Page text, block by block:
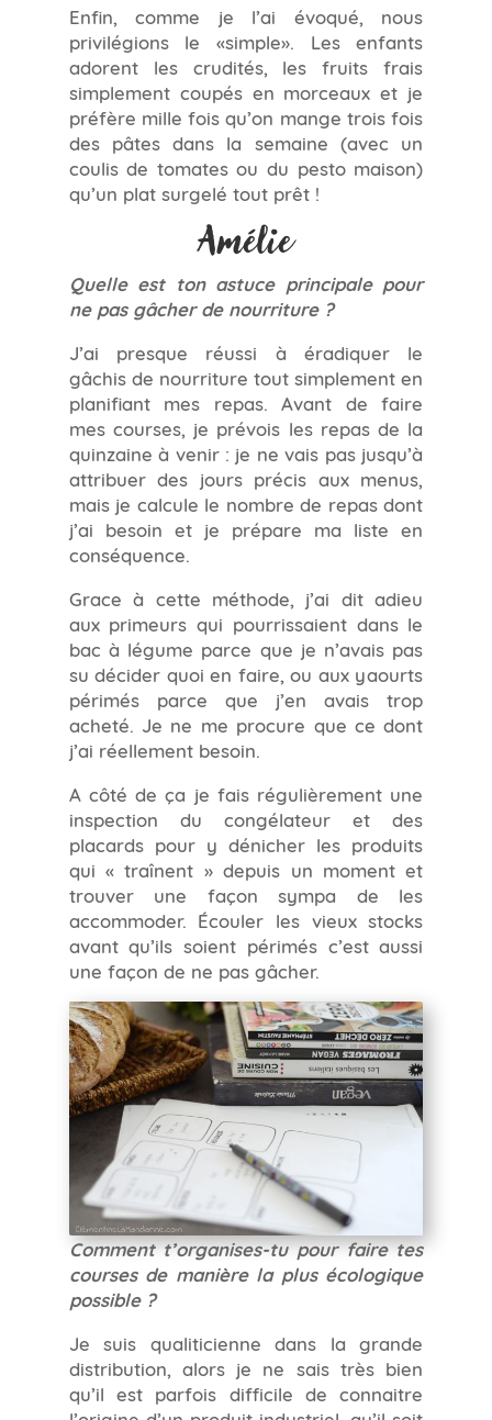
Enfin, comme je l’ai évoqué, nous
privilégions le «simple». Les enfants
adorent les crudités, les fruits frais
simplement coupés en morceaux et je
préfère mille fois qu’on mange trois fois
des pâtes dans la semaine (avec un
coulis de tomates ou du pesto maison)
qu’un plat surgelé tout prêt !
Amélie
Quelle est ton astuce principale pour
ne pas gâcher de nourriture ?
J’ai presque réussi à éradiquer le
gâchis de nourriture tout simplement en
planifiant mes repas. Avant de faire
mes courses, je prévois les repas de la
quinzaine à venir : je ne vais pas jusqu’à
attribuer des jours précis aux menus,
mais je calcule le nombre de repas dont
j’ai besoin et je prépare ma liste en
conséquence.
Grace à cette méthode, j’ai dit adieu
aux primeurs qui pourrissaient dans le
bac à légume parce que je n’avais pas
su décider quoi en faire, ou aux yaourts
périmés parce que j’en avais trop
acheté. Je ne me procure que ce dont
j’ai réellement besoin.
A côté de ça je fais régulièrement une
inspection du congélateur et des
placards pour y dénicher les produits
qui « traînent » depuis un moment et
trouver une façon sympa de les
accommoder. Écouler les vieux stocks
avant qu’ils soient périmés c’est aussi
une façon de ne pas gâcher.
Comment t’organises-tu pour faire tes
courses de manière la plus écologique
possible ?
Je suis qualiticienne dans la grande
distribution, alors je ne sais très bien
qu’il est parfois difficile de connaitre